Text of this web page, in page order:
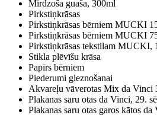
Mirdzoša guaša, 300ml
Pirkstiņkrāsas
Pirkstiņkrāsas bērniem MUCKI
Pirkstiņkrāsas bērniem MUCKI
Pirkstiņkrāsas tekstilam MUCKI,
Stikla plēvīšu krāsa
Papīrs bērniem
Piederumi gleznošanai
Akvareļu vāverotas Mix da Vinci
Plakanas saru otas da Vinci, 29.
Plakanas saru otas garos kātos